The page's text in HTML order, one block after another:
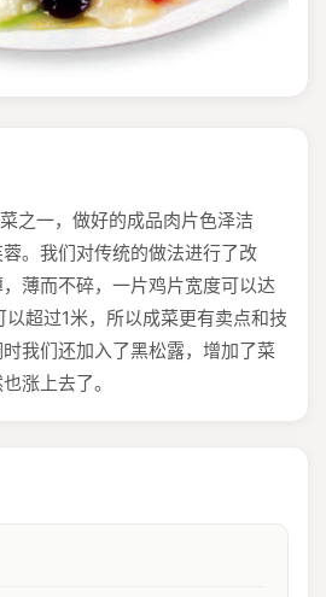
之一，做好的成品肉片色泽洁
。我们对传统的做法进行了改
薄而不碎，一片鸡片宽度可以达
超过1米，所以成菜更有卖点和技
我们还加入了黑松露，增加了菜
涨上去了。